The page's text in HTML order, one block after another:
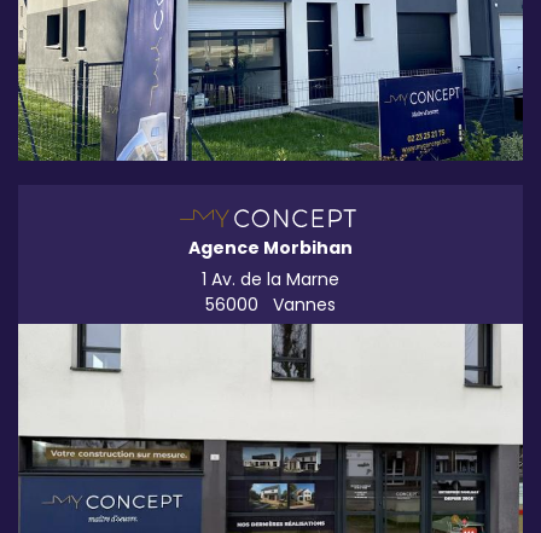
Agence Morbihan
1 Av. de la Marne
56000
Vannes